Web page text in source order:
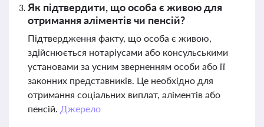
Як підтвердити, що особа є живою для
отримання аліментів чи пенсій?
Підтвердження факту, що особа є живою,
здійснюється нотаріусами або консульськими
установами за усним зверненням особи або її
законних представників. Це необхідно для
отримання соціальних виплат, аліментів або
пенсій. Джерело